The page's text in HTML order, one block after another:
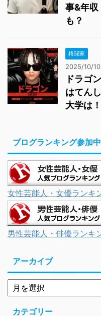
事&年収
も？
格闘家
2025/10/10
ドラゴ
はてん
大学は！
ブログランキング参加中
女性芸能人・女優ランキ
男性芸能人・俳優ランキ
アーカイブ
カテゴリー